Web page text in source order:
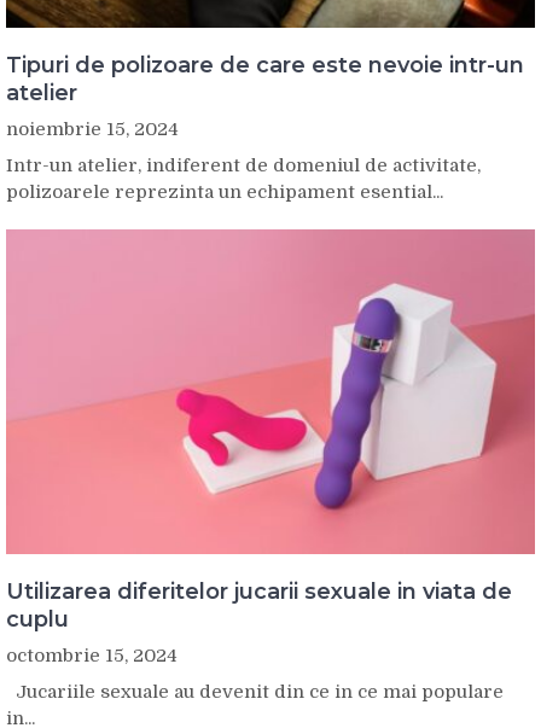
Tipuri de polizoare de care este nevoie intr-un
atelier
noiembrie 15, 2024
Intr-un atelier, indiferent de domeniul de activitate,
polizoarele reprezinta un echipament esential...
Utilizarea diferitelor jucarii sexuale in viata de
cuplu
octombrie 15, 2024
Jucariile sexuale au devenit din ce in ce mai populare
in...